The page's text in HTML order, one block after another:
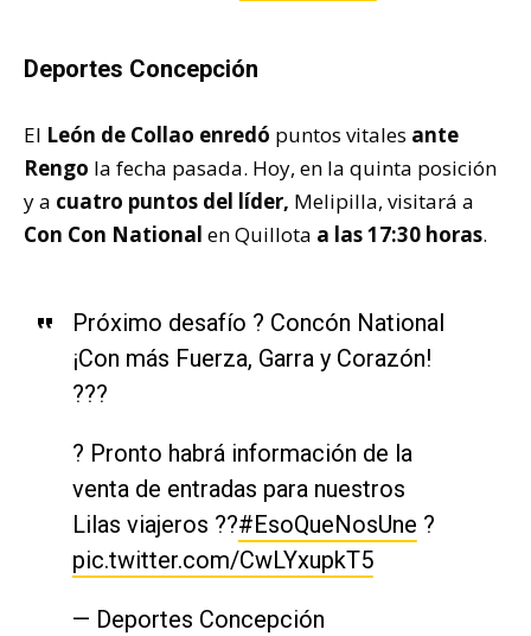
Deportes Concepción
El León de Collao enredó puntos vitales ante
Rengo la fecha pasada. Hoy, en la quinta posición
y a cuatro puntos del líder, Melipilla, visitará a
Con Con National en Quillota a las 17:30 horas.
Próximo desafío ? Concón National
¡Con más Fuerza, Garra y Corazón!
???
? Pronto habrá información de la
venta de entradas para nuestros
Lilas viajeros ??#EsoQueNosUne ?
pic.twitter.com/CwLYxupkT5
— Deportes Concepción